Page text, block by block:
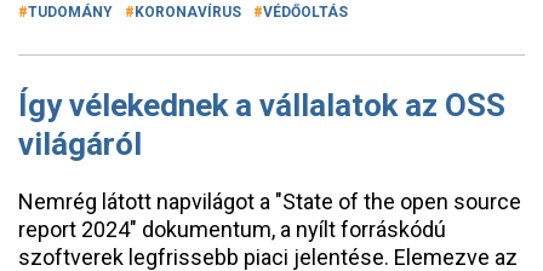
TUDOMÁNY KORONAVÍRUS VÉDŐOLTÁS
Így vélekednek a vállalatok az OSS
világáról
Nemrég látott napvilágot a "State of the open source
report 2024" dokumentum, a nyílt forráskódú
szoftverek legfrissebb piaci jelentése. Elemezve az